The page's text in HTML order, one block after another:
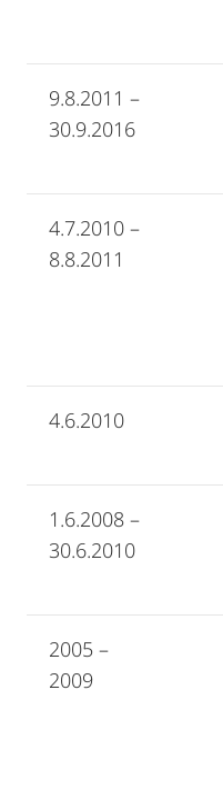
9.8.2011 –
30.9.2016
4.7.2010 –
8.8.2011
4.6.2010
1.6.2008 –
30.6.2010
2005 –
2009